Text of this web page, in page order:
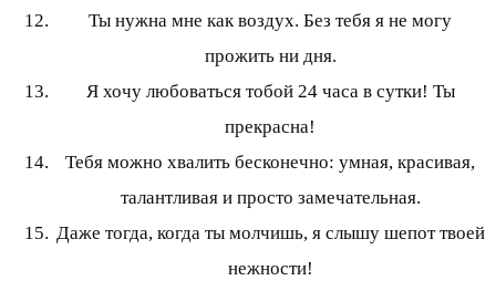
Ты нужна мне как воздух. Без тебя я не могу
прожить ни дня.
Я хочу любоваться тобой 24 часа в сутки! Ты
прекрасна!
Тебя можно хвалить бесконечно: умная, красивая,
талантливая и просто замечательная.
Даже тогда, когда ты молчишь, я слышу шепот твоей
нежности!